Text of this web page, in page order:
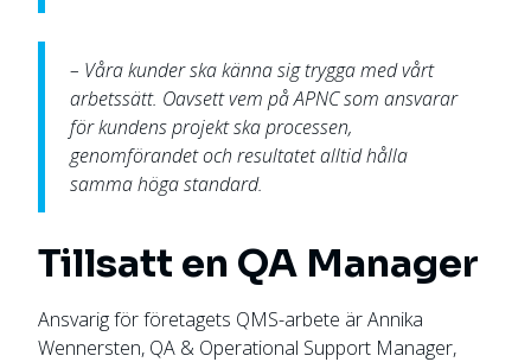
– Våra kunder ska känna sig trygga med vårt
arbetssätt. Oavsett vem på APNC som ansvarar
för kundens projekt ska processen,
genomförandet och resultatet alltid hålla
samma höga standard.
Tillsatt en QA Manager
Ansvarig för företagets QMS-arbete är Annika
Wennersten, QA & Operational Support Manager,